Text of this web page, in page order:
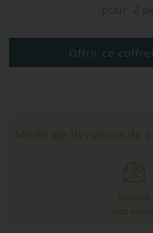
pour 2
Offrir ce
Mode de livraison de
Envoyé
par email